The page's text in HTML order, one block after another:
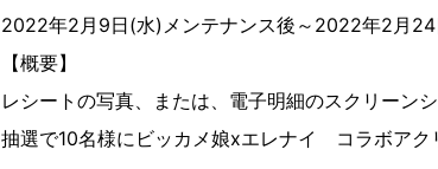
2022年2月9日(水)メンテナンス後～2022年2月
【概要】
レシートの写真、または、電子明細のスクリーン
抽選で10名様にビッカメ娘xエレナイ コラボアク